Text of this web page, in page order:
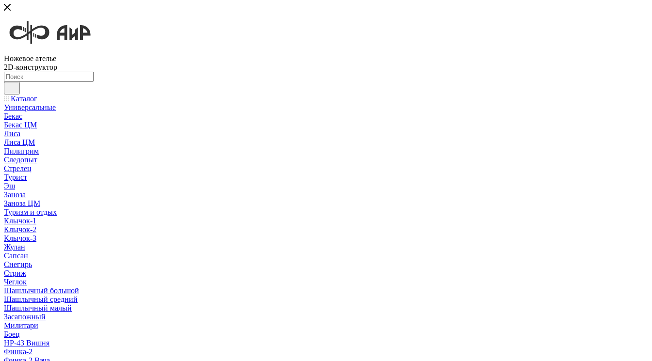
Ножевое ателье
2D-конструктор
Каталог
Универсальные
Бекас
Бекас ЦМ
Лиса
Лиса ЦМ
Пилигрим
Следопыт
Стрелец
Турист
Эш
Заноза
Заноза ЦМ
Туризм и отдых
Клычок-1
Клычок-2
Клычок-3
Жулан
Сапсан
Снегирь
Стриж
Чеглок
Шашлычный большой
Шашлычный средний
Шашлычный малый
Засапожный
Милитари
Боец
НР-43 Вишня
Финка-2